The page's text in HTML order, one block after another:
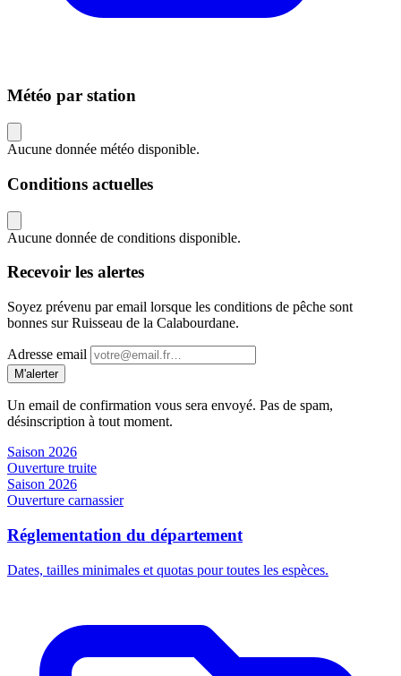
Météo par station
Aucune donnée météo disponible.
Conditions actuelles
Aucune donnée de conditions disponible.
Recevoir les alertes
Soyez prévenu par email lorsque les conditions de pêche sont
bonnes sur Ruisseau de la Calabourdane.
Adresse email
M'alerter
Un email de confirmation vous sera envoyé. Pas de spam,
désinscription à tout moment.
Saison 2026
Ouverture truite
Saison 2026
Ouverture carnassier
Réglementation du département
Dates, tailles minimales et quotas pour toutes les espèces.